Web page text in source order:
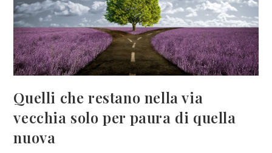
Quelli che restano nella via
vecchia solo per paura di quella
nuova